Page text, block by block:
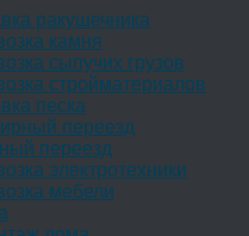
ракушечника
камня
сыпучих грузов
стройматериалов
песка
переезд
переезд
электротехники
мебели